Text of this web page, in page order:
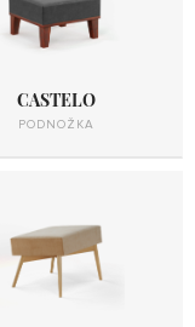
CASTELO
PODNOŽKA